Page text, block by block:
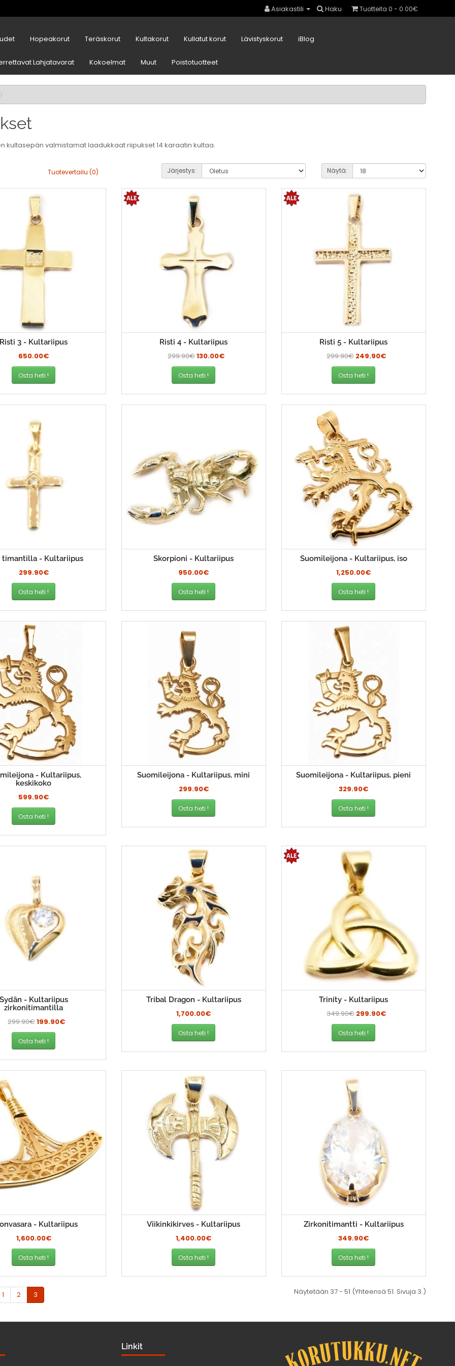
Asiakastili Haku Tuotteita 0 - 0.00€
Hopeakorut Teräskorut Kultakorut Kullatut korut Lävistyskorut iBlog
Lahjatavarat Kokoelmat Muut Poistotuotteet
kultasepän valmistamat laadukkaat riipukset 14 karaatin kultaa.
Tuotevertailu (0) Järjestys: Näytä:
Risti 3 - Kultariipus
650.00€
Osta heti !
Risti 4 - Kultariipus
299.90€130.00€
Osta heti !
Risti 5 - Kultariipus
299.90€ 249.90€
Osta heti !
timantilla - Kultariipus
299.90€
Osta heti !
Skorpioni - Kultariipus
950.00€
Osta heti !
Suomileijona - Kultariipus, iso
1,250.00€
Osta heti !
- Kultariipus,
keskikoko
599.90€
Osta heti !
Suomileijona - Kultariipus, mini
299.90€
Osta heti !
Suomileijona - Kultariipus, pieni
329.90€
Osta heti !
- Kultariipus
zirkonitimantilla
299.90€199.90€
Osta heti !
Tribal Dragon - Kultariipus
1,700.00€
Osta heti !
Trinity - Kultariipus
349.90€ 299.90€
Osta heti !
- Kultariipus
1,600.00€
Osta heti !
Viikinkikirves - Kultariipus
1,400.00€
Osta heti !
Zirkonitimantti - Kultariipus
349.90€
Osta heti !
1 2 3 Näytetään 37 - 51 (Yhteensä 51. Sivuja 3.)
Linkit